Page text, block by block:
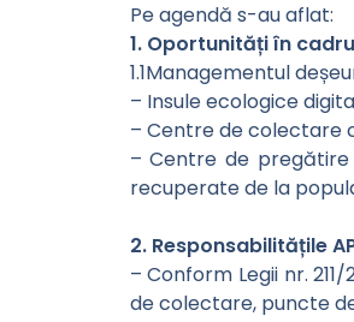
Pe agendă s-au aflat:
1. Oportunități în
1.1Managementul
– Insule ecologice
– Centre de colectare
– Centre de
recuperate de la
2. Responsabilitățile
– Conform Legii nr.
de colectare, puncte